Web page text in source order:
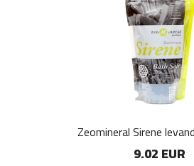
Zeomineral Sirene
9.02 EUR